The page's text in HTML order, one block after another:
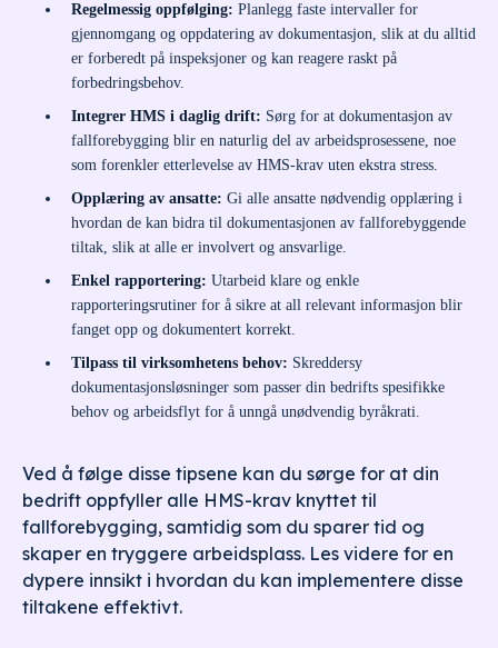
Regelmessig oppfølging: Planlegg faste intervaller for
gjennomgang og oppdatering av dokumentasjon, slik at du alltid
er forberedt på inspeksjoner og kan reagere raskt på
forbedringsbehov.
Integrer HMS i daglig drift: Sørg for at dokumentasjon av
fallforebygging blir en naturlig del av arbeidsprosessene, noe
som forenkler etterlevelse av HMS-krav uten ekstra stress.
Opplæring av ansatte: Gi alle ansatte nødvendig opplæring i
hvordan de kan bidra til dokumentasjonen av fallforebyggende
tiltak, slik at alle er involvert og ansvarlige.
Enkel rapportering: Utarbeid klare og enkle
rapporteringsrutiner for å sikre at all relevant informasjon blir
fanget opp og dokumentert korrekt.
Tilpass til virksomhetens behov: Skreddersy
dokumentasjonsløsninger som passer din bedrifts spesifikke
behov og arbeidsflyt for å unngå unødvendig byråkrati.
Ved å følge disse tipsene kan du sørge for at din
bedrift oppfyller alle HMS-krav knyttet til
fallforebygging, samtidig som du sparer tid og
skaper en tryggere arbeidsplass. Les videre for en
dypere innsikt i hvordan du kan implementere disse
tiltakene effektivt.